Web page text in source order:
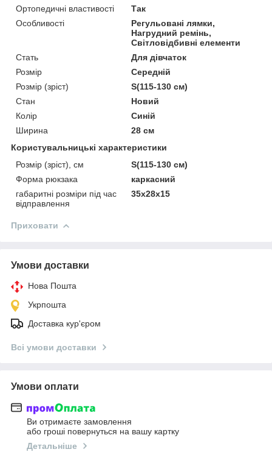
Ортопедичні властивості
Так
Особливості
Регульовані лямки,
Нагрудний ремінь,
Світловідбивні елементи
Стать
Для дівчаток
Розмір
Середній
Розмір (зріст)
S(115-130 см)
Стан
Новий
Колір
Синій
Ширина
28 см
Користувальницькі характеристики
Розмір (зріст), см
S(115-130 см)
Форма рюкзака
каркасний
габаритні розміри під час
відправлення
35х28х15
Приховати
Умови доставки
Нова Пошта
Укрпошта
Доставка кур'єром
Всі умови доставки
Умови оплати
Ви отримаєте замовлення
або гроші повернуться на вашу картку
Детальніше